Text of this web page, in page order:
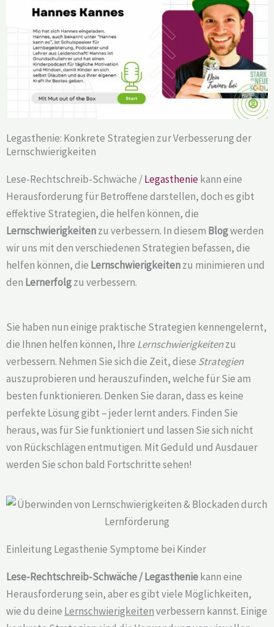
Legasthenie: Konkrete Strategien zur Verbesserung der
Lernschwierigkeiten
Lese-Rechtschreib-Schwäche /Legastheniekann eine
Herausforderung für Betroffene darstellen, doch es gibt
effektive Strategien, die helfen können, die
Lernschwierigkeitenzu verbessern. In diesem Blogwerden
wir uns mit den verschiedenen Strategien befassen, die
helfen können, die Lernschwierigkeitenzu minimieren und
den Lernerfolgzu verbessern.
Sie haben nun einige praktische Strategien kennengelernt,
die Ihnen helfen können, Ihre Lernschwierigkeitenzu
verbessern. Nehmen Sie sich die Zeit, diese Strategien
auszuprobieren und herauszufinden, welche für Sie am
besten funktionieren. Denken Sie daran, dass es keine
perfekte Lösung gibt – jeder lernt anders. Finden Sie
heraus, was für Sie funktioniert und lassen Sie sich nicht
von Rückschlägen entmutigen. Mit Geduld und Ausdauer
werden Sie schon bald Fortschritte sehen!
Einleitung Legasthenie Symptome bei Kinder
Lese-Rechtschreib-Schwäche / Legastheniekann eine
Herausforderung sein, aber es gibt viele Möglichkeiten,
wie du deine Lernschwierigkeitenverbessern kannst. Einige